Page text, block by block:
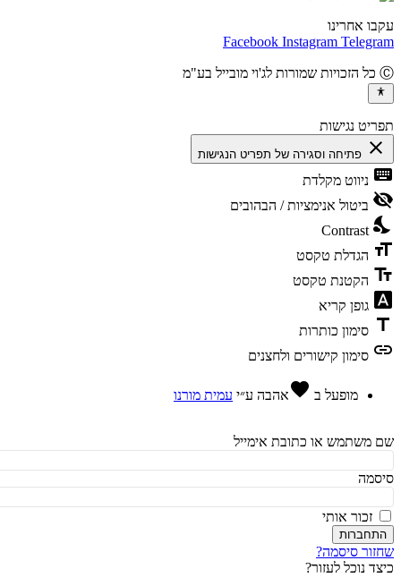
אחרינו
Facebook Instagram
נגישות
פתיחה וסגירה של תפריט הנגישות
ניווט מקלדת
ביטול אנימציות / הבהובים
Contrast
הגדלת טקסט
הקטנת טקסט
גופן קריא
סימון כותרות
סימון קישורים ולחצנים
מופעל בfavorite אהבהע״י עמית מורנו
או כתובת אימייל
זכור אותי
סיסמה?
נוכל לעזור?